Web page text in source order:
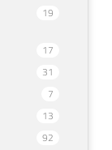
19
17
31
7
13
92